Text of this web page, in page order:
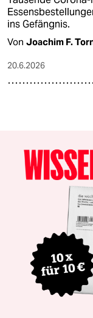
ins Gefängnis.
Von Joachim F.
20.6.2026